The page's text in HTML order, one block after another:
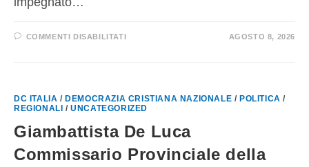
COMMENTI DISABILITATI AGOSTO 8, 2026
DC ITALIA / DEMOCRAZIA CRISTIANA NAZIONALE / POLITICA /
REGIONALI /UNCATEGORIZED
Giambattista De Luca
Commissario Provinciale della